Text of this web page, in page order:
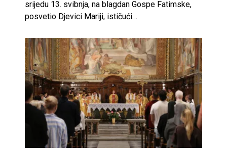
srijedu 13. svibnja, na blagdan Gospe Fatimske,
posvetio Djevici Mariji, ističući…